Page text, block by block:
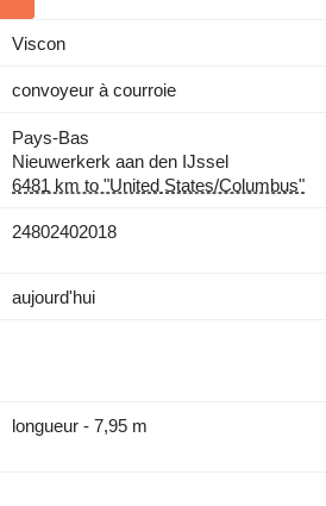
Viscon
convoyeur à courroie
Pays-Bas
Nieuwerkerk aan den IJssel
6481 km to "United States/Columbus"
24802402018
aujourd'hui
longueur - 7,95 m